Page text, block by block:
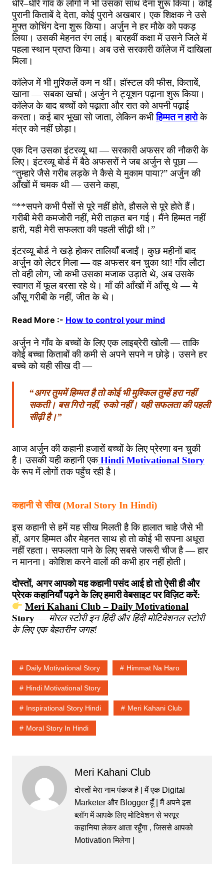
धीरे–धीरे गाँव के लोगों ने भी उसका साथ देना शुरू किया। कोई
पुरानी किताबें दे देता,कोई पुराने अखबार। एक शिक्षक ने उसे
मुफ्त कोचिंग देना शुरू किया। अर्जुन ने हर मौके को पकड़
लिया। उसकी मेहनत रंग लाई। बारहवीं कक्षा में उसने जिले में
पहला स्थान प्राप्त किया। अब उसे सरकारी कॉलेज में दाखिला
मिला।
कॉलेज में भी मुश्किलें कम न थीं। हॉस्टल की फीस,किताबें,
खाना—सबका खर्चा। अर्जुन ने ट्यूशन पढ़ाना शुरू किया।
कॉलेज के बाद बच्चों को पढ़ाता और रात को अपनी पढ़ाई
करता। कई बार भूखा सो जाता,लेकिन कभी हिम्मतनहारो के
मंत्र को नहीं छोड़ा।
एक दिन उसका इंटरव्यू था—सरकारी अफसर की नौकरी के
लिए। इंटरव्यू बोर्ड में बैठे अफसरों ने जब अर्जुन से पूछा—
“तुम्हारे जैसे गरीब लड़के ने कैसे ये मुकाम पाया?” अर्जुन की
आँखों में चमक थी—उसने कहा,
“**सपने कभी पैसों से पूरे नहीं होते,हौसले से पूरे होते हैं।
गरीबी मेरी कमजोरी नहीं,मेरी ताक़त बन गई। मैंने हिम्मत नहीं
हारी,यही मेरी सफलता की पहली सीढ़ी थी।”
इंटरव्यू बोर्ड ने खड़े होकर तालियाँ बजाईं। कुछ महीनों बाद
अर्जुन को लेटर मिला—वह अफसर बन चुका था!गाँव लौटा
तो वही लोग,जो कभी उसका मजाक उड़ाते थे, अब उसके
स्वागत में फूल बरसा रहे थे। माँ की आँखों में आँसू थे—ये
आँसू गरीबी के नहीं,जीत के थे।
Read More :- How to control your mind
अर्जुन ने गाँव के बच्चों के लिए एक लाइब्रेरी खोली—ताकि
कोई बच्चा किताबों की कमी से अपने सपने न छोड़े। उसने हर
बच्चे को यही सीख दी—
“अगरतुममेंहिम्मतहैतोकोईभीमुश्किलतुम्हेंहरानहीं
सकती। बसगिरोनहीं, रुकोनहीं। यहीसफलताकीपहली
सीढ़ीहै।”
आज अर्जुन की कहानी हजारों बच्चों के लिए प्रेरणा बन चुकी
है। उसकी यही कहानी एक Hindi Motivational Story
के रूप में लोगों तक पहुँच रही है।
कहानी से सीख(Moral Story In Hindi)
इस कहानी से हमें यह सीख मिलती है कि हालात चाहे जैसे भी
हों, अगर हिम्मत और मेहनत साथ हो तो कोई भी सपना अधूरा
नहीं रहता। सफलता पाने के लिए सबसे जरूरी चीज है—हार
न मानना। कोशिश करने वालों की कभी हार नहीं होती।
दोस्तों, अगरआपकोयहकहानीपसंदआईहोतोऐसीहीऔर
प्रेरककहानियाँपढ़नेकेलिएहमारीवेबसाइटपरविज़िटकरें:
Meri Kahani Club – Daily Motivational
Story— मोरल स्टोरी इन हिंदी और हिंदी मोटिवेशनल स्टोरी
के लिए एक बेहतरीन जगह!
Daily Motivational Story Himmat Na Haro
Hindi Motivational Story
Inspirational Story Hindi Meri Kahani Club
Moral Story In Hindi
Meri Kahani Club
दोस्तों मेरा नाम पंकज है | मैं एक Digital
Marketer और Blogger हूँ | मैं अपने इस
ब्लॉग में आपके लिए मोटिवेशन से भरपूर
कहानिया लेकर आता रहूँगा , जिससे आपको
Motivation मिलेगा |